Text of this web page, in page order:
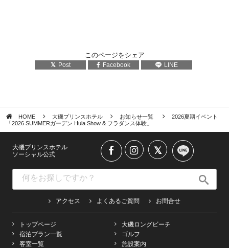
このページをシェア
Post Facebook LINE
HOME 大磯プリンスホテル お知らせ一覧
2026夏期イベント
「2026 SUMMERガーデン Hula Show & フラダンス体験」
大磯プリンスホテル
ソーシャル公式
アクセス よくあるご質問 お問合せ
トップページ
宿泊プラン一覧
客室一覧
大磯ロングビーチ
ゴルフ
施設案内